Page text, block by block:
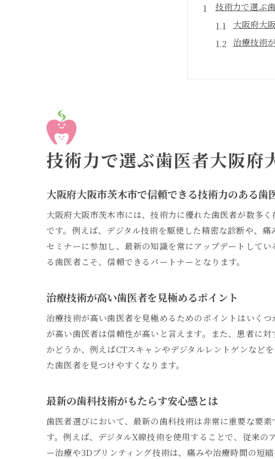
技術力で選ぶ
大阪府大
治療技術
最新の歯
治療成功
技術力を
歯医者の
クリニッ
大阪市茨
患者目線の歯
歯医者の
患者の声
患者が安
歯科治療
技術力で選ぶ歯医者大阪府
大阪府大阪市茨木市で信頼できる技術力のある歯
大阪府大阪市茨木市には、技術力に優れた歯医者が数多
です。例えば、デジタル技術を駆使した精密な診断や、
セミナーに参加し、最新の知識を常にアップデートして
る歯医者こそ、信頼できるパートナーとなります。
治療技術が高い歯医者を見極めるポイント
治療技術が高い歯医者を見極めるためのポイントはいく
が高い歯医者は信頼性が高いと言えます。また、患者に
かどうか、例えばCTスキャンやデジタルレントゲンなど
た歯医者を見つけやすくなります。
最新の歯科技術がもたらす安心感とは
歯医者選びにおいて、最新の歯科技術は非常に重要な要
す。例えば、デジタルX線技術を使用することで、従来
ー治療や3Dプリンティング技術は、痛みや治療時間の短